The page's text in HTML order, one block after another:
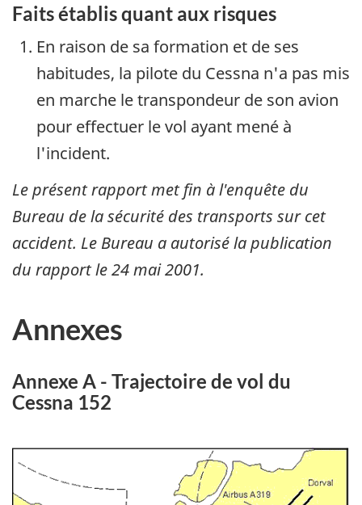
Faits établis quant aux risques
En raison de sa formation et de ses
habitudes, la pilote du Cessna n'a pas mis
en marche le transpondeur de son avion
pour effectuer le vol ayant mené à
l'incident.
Le présent rapport met fin à l'enquête du
Bureau de la sécurité des transports sur cet
accident. Le Bureau a autorisé la publication
du rapport le24 mai 2001.
Annexes
Annexe A - Trajectoire de vol du
Cessna 152
Image